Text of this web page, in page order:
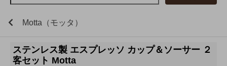
Motta（モッタ）
ステンレス製 エスプレッソ カップ＆ソーサー ２
客セット Motta